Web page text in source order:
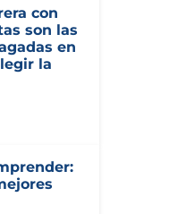
con
son las
en
la